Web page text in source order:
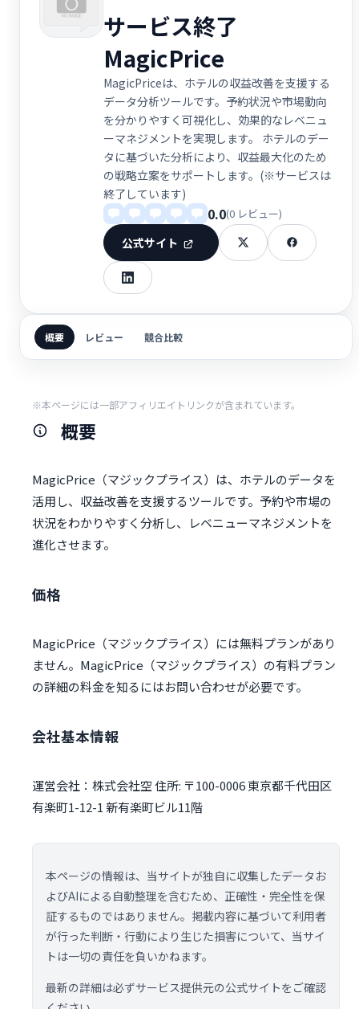
サービス終了
MagicPrice
MagicPriceは、ホテルの収益改善を支援する
データ分析ツールです。予約状況や市場動向
を分かりやすく可視化し、効果的なレベニュ
ーマネジメントを実現します。 ホテルのデー
タに基づいた分析により、収益最大化のため
の戦略立案をサポートします。(※サービスは
終了しています)
0.0(0 レビュー)
公式サイト
概要 レビュー 競合比較
※本ページには一部アフィリエイトリンクが含まれています。
概要
MagicPrice（マジックプライス）は、ホテルのデータを
活用し、収益改善を支援するツールです。予約や市場の
状況をわかりやすく分析し、レベニューマネジメントを
進化させます。
価格
MagicPrice（マジックプライス）には無料プランがあり
ません。MagicPrice（マジックプライス）の有料プラン
の詳細の料金を知るにはお問い合わせが必要です。
会社基本情報
運営会社：株式会社空 住所: 〒100-0006 東京都千代田区
有楽町1-12-1 新有楽町ビル11階
本ページの情報は、当サイトが独自に収集したデータお
よびAIによる自動整理を含むため、正確性・完全性を保
証するものではありません。掲載内容に基づいて利用者
が行った判断・行動により生じた損害について、当サイ
トは一切の責任を負いかねます。
最新の詳細は必ずサービス提供元の公式サイトをご確認